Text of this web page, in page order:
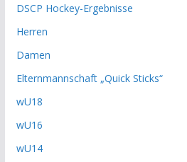
DSCP Hockey-Ergebnisse
Herren
Damen
Elternmannschaft „Quick Sticks“
wU18
wU16
wU14